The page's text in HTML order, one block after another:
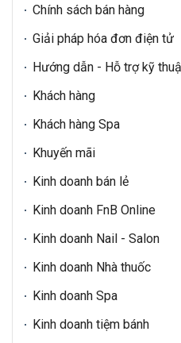
Chính sách bán hàng
Giải pháp hóa đơn điện tử
Hướng dẫn - Hỗ trợ kỹ
Khách hàng
Khách hàng Spa
Khuyến mãi
Kinh doanh bán lẻ
Kinh doanh FnB Online
Kinh doanh Nail - Salon
Kinh doanh Nhà thuốc
Kinh doanh Spa
Kinh doanh tiệm bánh